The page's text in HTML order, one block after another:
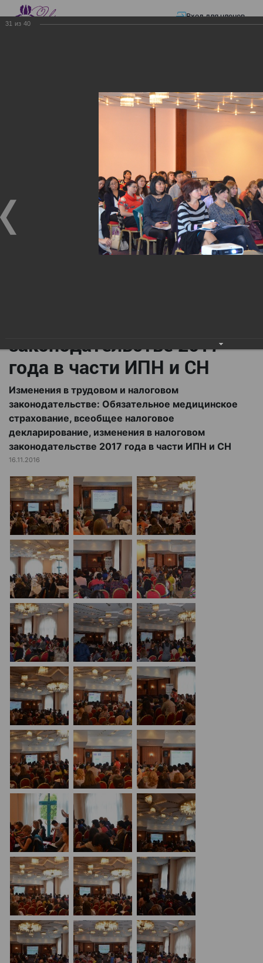
Вход для членов
Презентации—Изменения в трудовом и налоговом
законодательстве: Обязательное медицинское страхование, всеобщее
Изменения в трудовом и
налоговом
законодательстве:
Обязательное
медицинское страхование,
законодательстве 2017
года в части ИПН и СН
Изменения в трудовом и налоговом
законодательстве: Обязательное медицинское
страхование, всеобщее налоговое
декларирование, изменения в налоговом
законодательстве 2017 года в части ИПН и СН
16.11.2016
31 из 40